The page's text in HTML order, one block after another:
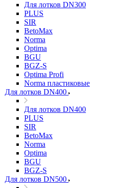
Для лотков DN300
PLUS
SIR
BetoMax
Norma
Optima
BGU
BGZ-S
Optima Profi
Norma пластиковые
Для лотков DN400
Для лотков DN400
PLUS
SIR
BetoMax
Norma
Optima
BGU
BGZ-S
Для лотков DN500